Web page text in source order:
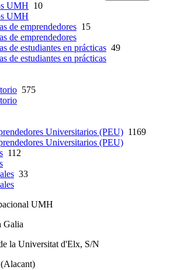
UMH 10
UMH
de emprendedores 15
de emprendedores
de estudiantes en prácticas 49
de estudiantes en prácticas
575
Universitarios (PEU) 1169
Universitarios (PEU)
112
33
UMH
Galia
la Universitat d'Elx, S/N